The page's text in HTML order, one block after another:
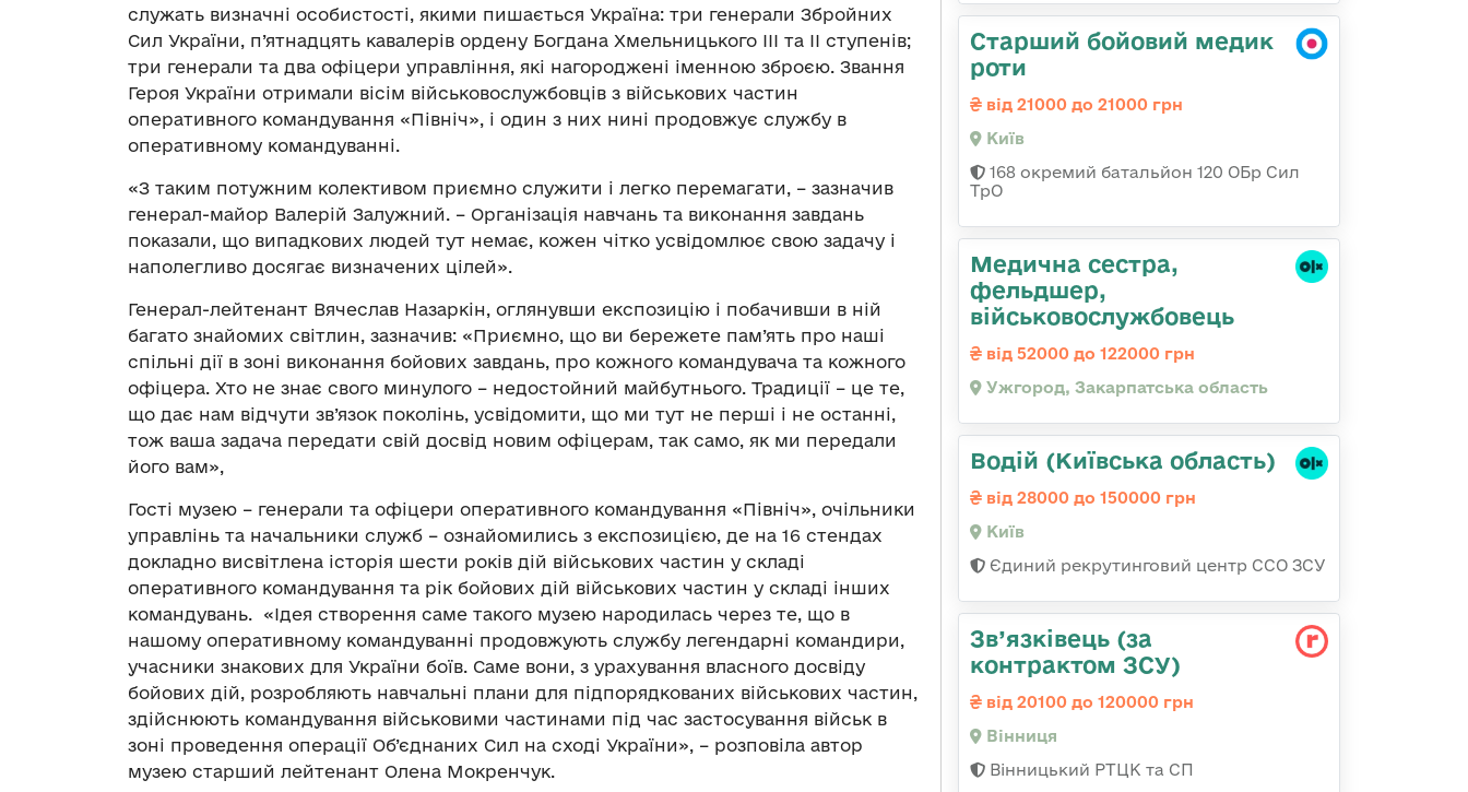
служать визначні особистості, якими пишається Україна: три генерали Збройних
Сил України, п’ятнадцять кавалерів ордену Богдана Хмельницького ІІІ та ІІ ступенів;
три генерали та два офіцери управління, які нагороджені іменною зброєю. Звання
Героя України отримали вісім військовослужбовців з військових частин
оперативного командування «Північ», і один з них нині продовжує службу в
оперативному командуванні.
«З таким потужним колективом приємно служити і легко перемагати, – зазначив
генерал-майор Валерій Залужний. – Організація навчань та виконання завдань
показали, що випадкових людей тут немає, кожен чітко усвідомлює свою задачу і
наполегливо досягає визначених цілей».
Генерал-лейтенант Вячеслав Назаркін, оглянувши експозицію і побачивши в ній
багато знайомих світлин, зазначив: «Приємно, що ви бережете пам’ять про наші
спільні дії в зоні виконання бойових завдань, про кожного командувача та кожного
офіцера. Хто не знає свого минулого – недостойний майбутнього. Традиції – це те,
що дає нам відчути зв’язок поколінь, усвідомити, що ми тут не перші і не останні,
тож ваша задача передати свій досвід новим офіцерам, так само, як ми передали
його вам»,
Гості музею – генерали та офіцери оперативного командування «Північ», очільники
управлінь та начальники служб – ознайомились з експозицією, де на 16 стендах
докладно висвітлена історія шести років дій військових частин у складі
оперативного командування та рік бойових дій військових частин у складі інших
командувань. «Ідея створення саме такого музею народилась через те, що в
нашому оперативному командуванні продовжують службу легендарні командири,
учасники знакових для України боїв. Саме вони, з урахування власного досвіду
бойових дій, розробляють навчальні плани для підпорядкованих військових частин,
здійснюють командування військовими частинами під час застосування військ в
зоні проведення операції Об’єднаних Сил на сході України», – розповіла автор
музею старший лейтенант Олена Мокренчук.
Старший бойовий медик
роти
від 21000 до 21000 грн
Київ
168 окремий батальйон 120 ОБр Cил
ТрО
Медична сестра,
фельдшер,
військовослужбовець
від 52000 до 122000 грн
Ужгород, Закарпатська область
Водій (Київська область)
від 28000 до 150000 грн
Київ
Єдиний рекрутинговий центр ССО ЗСУ
Зв’язківець (за
контрактом ЗСУ)
від 20100 до 120000 грн
Вінниця
Вінницький РТЦК та СП